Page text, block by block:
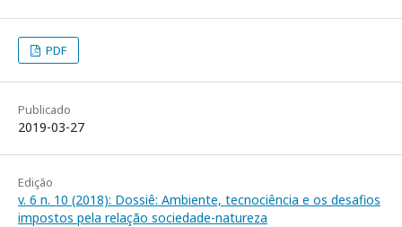
PDF
Publicado
2019-03-27
Edição
v. 6 n. 10 (2018): Dossiê: Ambiente, tecnociência e os desafios
impostos pela relação sociedade-natureza